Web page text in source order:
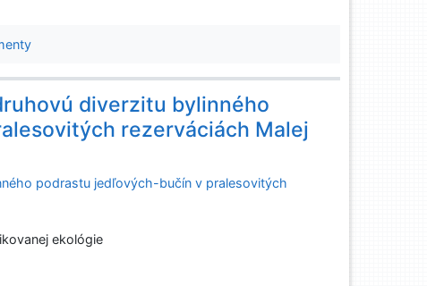
diverzitu bylinného
rezerváciách Malej
podrastu jedľových-bučín v pralesovitých
ekológie